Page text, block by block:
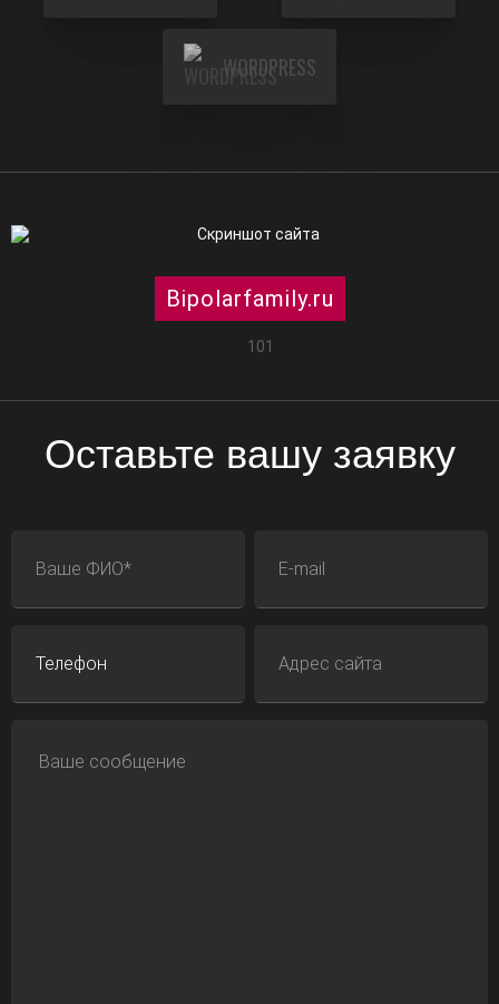
WORDPRESS
Bipolarfamily.ru
101
Оставьте вашу заявку